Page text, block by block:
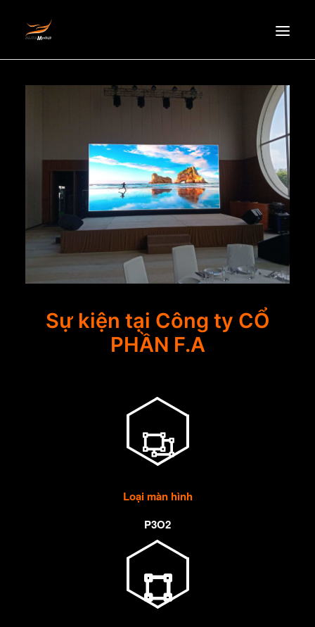
PRODUCTS
RECRUITMENT
CONTACT
EN
Sự kiện tại Công ty CỔ
PHẦN F.A
Loại màn hình
P3O2